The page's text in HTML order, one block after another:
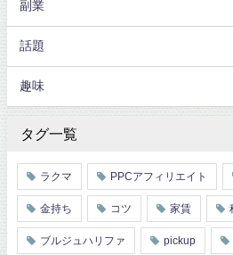
副業
話題
趣味
タグ一覧
ラクマ PPCアフィリエイト
金持ち コツ 家賃
ブルジュハリファ pickup